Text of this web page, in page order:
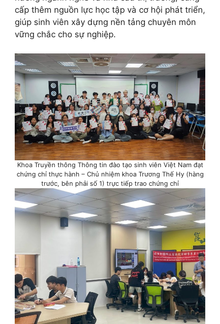
cấp thêm nguồn lực học tập và cơ hội phát triển,
giúp sinh viên xây dựng nền tảng chuyên môn
vững chắc cho sự nghiệp.
Khoa Truyền thông Thông tin đào tạo sinh viên Việt Nam đạt
chứng chỉ thực hành – Chủ nhiệm khoa Trương Thế Hy (hàng
trước, bên phải số 1) trực tiếp trao chứng chỉ